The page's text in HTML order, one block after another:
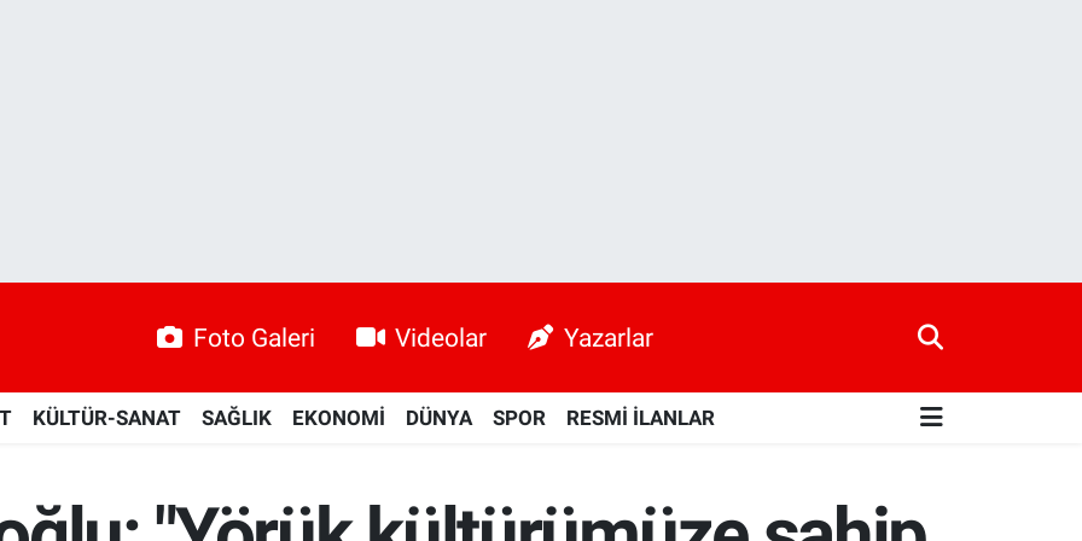
Foto Galeri Videolar Yazarlar
KÜLTÜR-SANAT SAĞLIK EKONOMİ DÜNYA SPOR RESMİ İLANLAR